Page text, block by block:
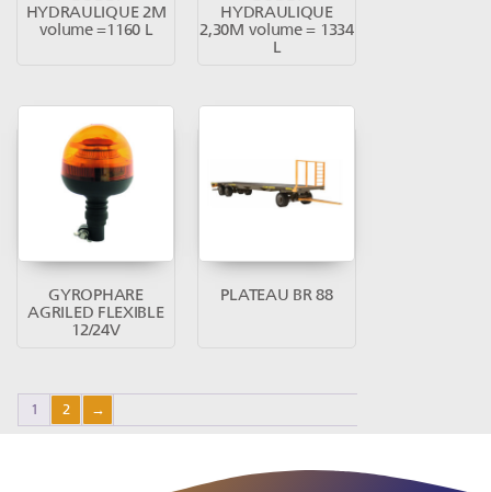
HYDRAULIQUE 2M
volume =1160 L
HYDRAULIQUE
2,30M volume = 1334
L
GYROPHARE
AGRILED FLEXIBLE
12/24V
PLATEAU BR 88
1 2 →